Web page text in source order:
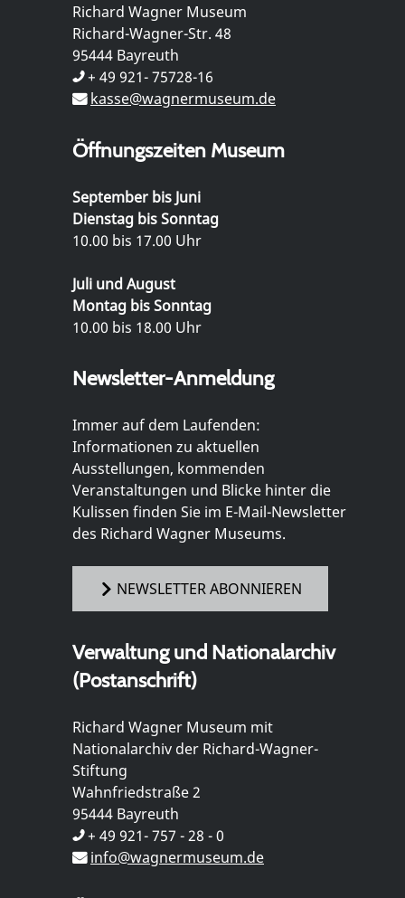
Richard Wagner Museum
Richard-Wagner-Str. 48
95444 Bayreuth
+ 49 921- 75728-16
kasse@wagnermuseum.de
Öffnungszeiten Museum
September bis Juni
Dienstag bis Sonntag
10.00 bis 17.00 Uhr
Juli und August
Montag bis Sonntag
10.00 bis 18.00 Uhr
Newsletter-Anmeldung
Immer auf dem Laufenden:
Informationen zu aktuellen
Ausstellungen, kommenden
Veranstaltungen und Blicke hinter die
Kulissen finden Sie im E-Mail-Newsletter
des Richard Wagner Museums.
NEWSLETTER ABONNIEREN
Verwaltung und Nationalarchiv
(Postanschrift)
Richard Wagner Museum mit
Nationalarchiv der Richard-Wagner-
Stiftung
Wahnfriedstraße 2
95444 Bayreuth
+ 49 921- 757 - 28 - 0
info@wagnermuseum.de